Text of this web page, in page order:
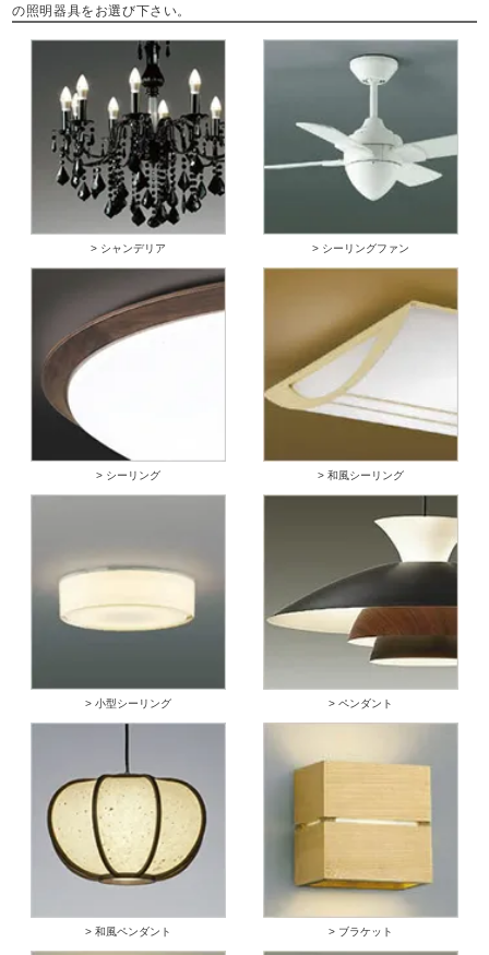
の照明器具をお選び下さい。
> シャンデリア > シーリングファン
> シーリング > 和風シーリング
> 小型シーリング > ペンダント
> 和風ペンダント > ブラケット